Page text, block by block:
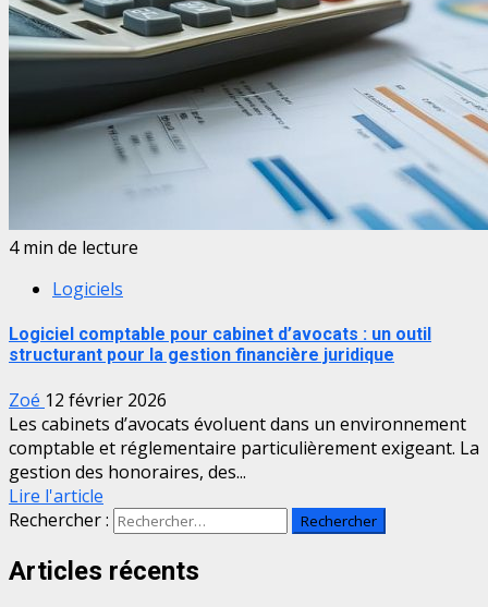
4 min de lecture
Logiciels
Logiciel comptable pour cabinet d’avocats : un outil
structurant pour la gestion financière juridique
Zoé 12 février 2026
Les cabinets d’avocats évoluent dans un environnement
comptable et réglementaire particulièrement exigeant. La
gestion des honoraires, des...
Lire l'article
Rechercher :
Articles récents